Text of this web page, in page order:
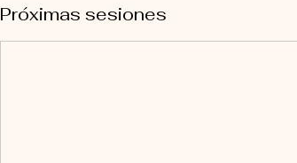
Próximas sesiones